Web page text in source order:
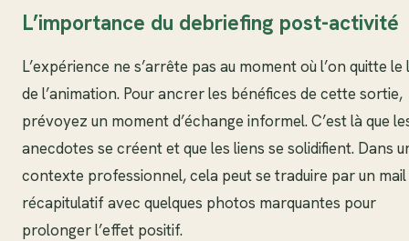
L’importance du debriefing post-activité
L’expérience ne s’arrête pas au moment où l’on quitte le
de l’animation. Pour ancrer les bénéfices de cette sortie,
prévoyez un moment d’échange informel. C’est là que
anecdotes se créent et que les liens se solidifient. Dans
contexte professionnel, cela peut se traduire par un mail
récapitulatif avec quelques photos marquantes pour
prolonger l’effet positif.